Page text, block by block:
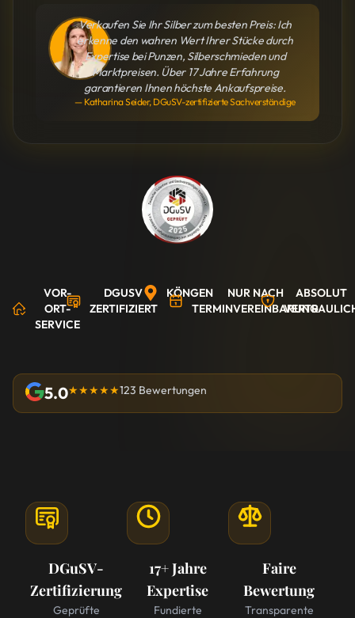
Verkaufen Sie Ihr Silber zum besten Preis: Ich
erkenne den wahren Wert Ihrer Stücke durch
Expertise bei Punzen, Silberschmieden und
Marktpreisen. Über 17 Jahre Erfahrung
garantieren Ihnen höchste Ankaufspreise.
— Katharina Seider, DGuSV-zertifizierte Sachverständige
VOR-
ORT-
SERVICE
DGUSV
ZERTIFIZIERT
KÖNGEN
NUR NACH
TERMINVEREINBARUNG
ABSOLUT
5.0★★★★★123 Bewertungen
DGuSV-
Zertifizierung
Geprüfte
17+ Jahre
Expertise
Fundierte
Faire
Bewertung
Transparente